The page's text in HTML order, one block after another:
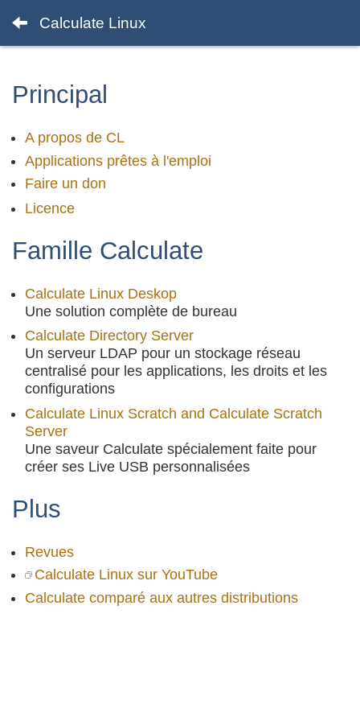
Calculate Linux
Principal
A propos de CL
Applications prêtes à l'emploi
Faire un don
Licence
Famille Calculate
Calculate Linux Deskop
Une solution complète de bureau
Calculate Directory Server
Un serveur LDAP pour un stockage réseau
centralisé pour les applications, les droits et les
configurations
Calculate Linux Scratch and Calculate Scratch
Server
Une saveur Calculate spécialement faite pour
créer ses Live USB personnalisées
Plus
Revues
Calculate Linux sur YouTube
Calculate comparé aux autres distributions